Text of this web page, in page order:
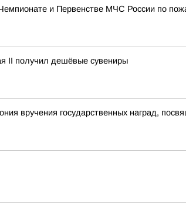
и Первенстве МЧС России по
II получил дешёвые сувениры
вручения государственных наград,